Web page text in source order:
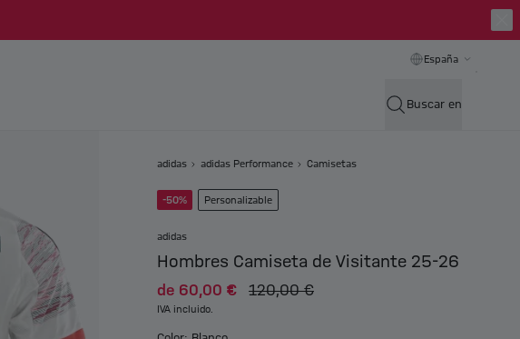
España
Buscar en
adidas adidas Performance Camisetas
-50% Personalizable
adidas
Hombres Camiseta de Visitante 25-26
de 60,00 € 120,00 €
IVA incluido.